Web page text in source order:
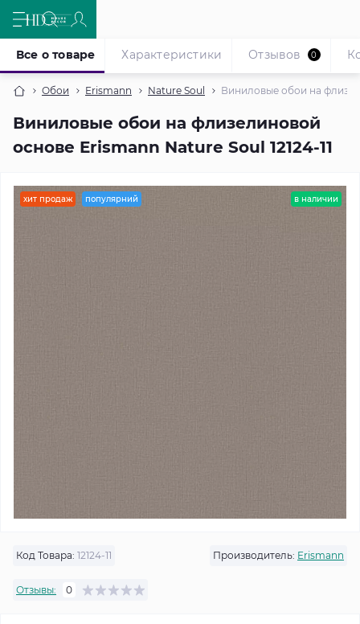
Обои Erismann Nature Soul Виниловые обои на
Виниловые обои на флизелиновой
основе Erismann Nature Soul 12124-11
Все о товаре Характеристики Отзывов 0
хит продаж популярний в наличии
Код Товара: 12124-11 Производитель: Erismann
Отзывы: 0